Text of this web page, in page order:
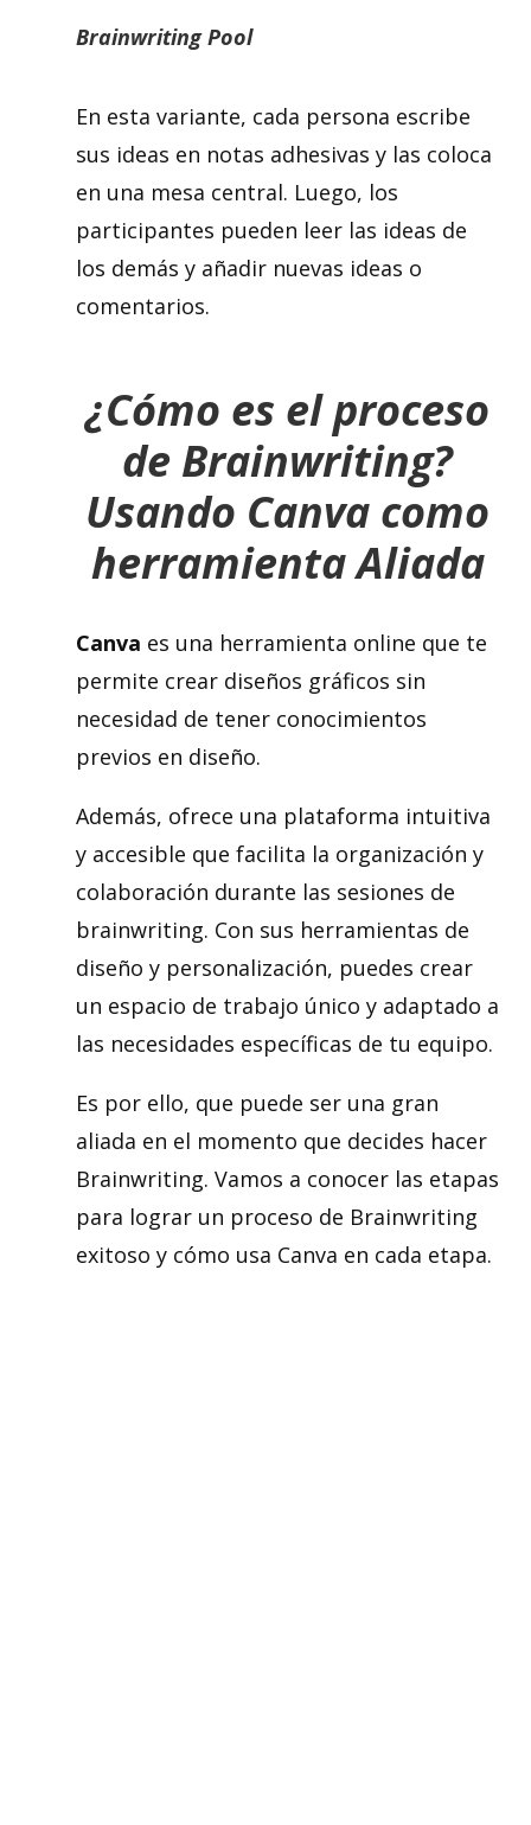
Brainwriting Pool
En esta variante, cada persona escribe
sus ideas en notas adhesivas y las coloca
en una mesa central. Luego, los
participantes pueden leer las ideas de
los demás y añadir nuevas ideas o
comentarios.
¿Cómo es el proceso
de Brainwriting?
Usando Canva como
herramienta Aliada
Canva es una herramienta online que te
permite crear diseños gráficos sin
necesidad de tener conocimientos
previos en diseño.
Además, ofrece una plataforma intuitiva
y accesible que facilita la organización y
colaboración durante las sesiones de
brainwriting. Con sus herramientas de
diseño y personalización, puedes crear
un espacio de trabajo único y adaptado a
las necesidades específicas de tu equipo.
Es por ello, que puede ser una gran
aliada en el momento que decides hacer
Brainwriting. Vamos a conocer las etapas
para lograr un proceso de Brainwriting
exitoso y cómo usa Canva en cada etapa.